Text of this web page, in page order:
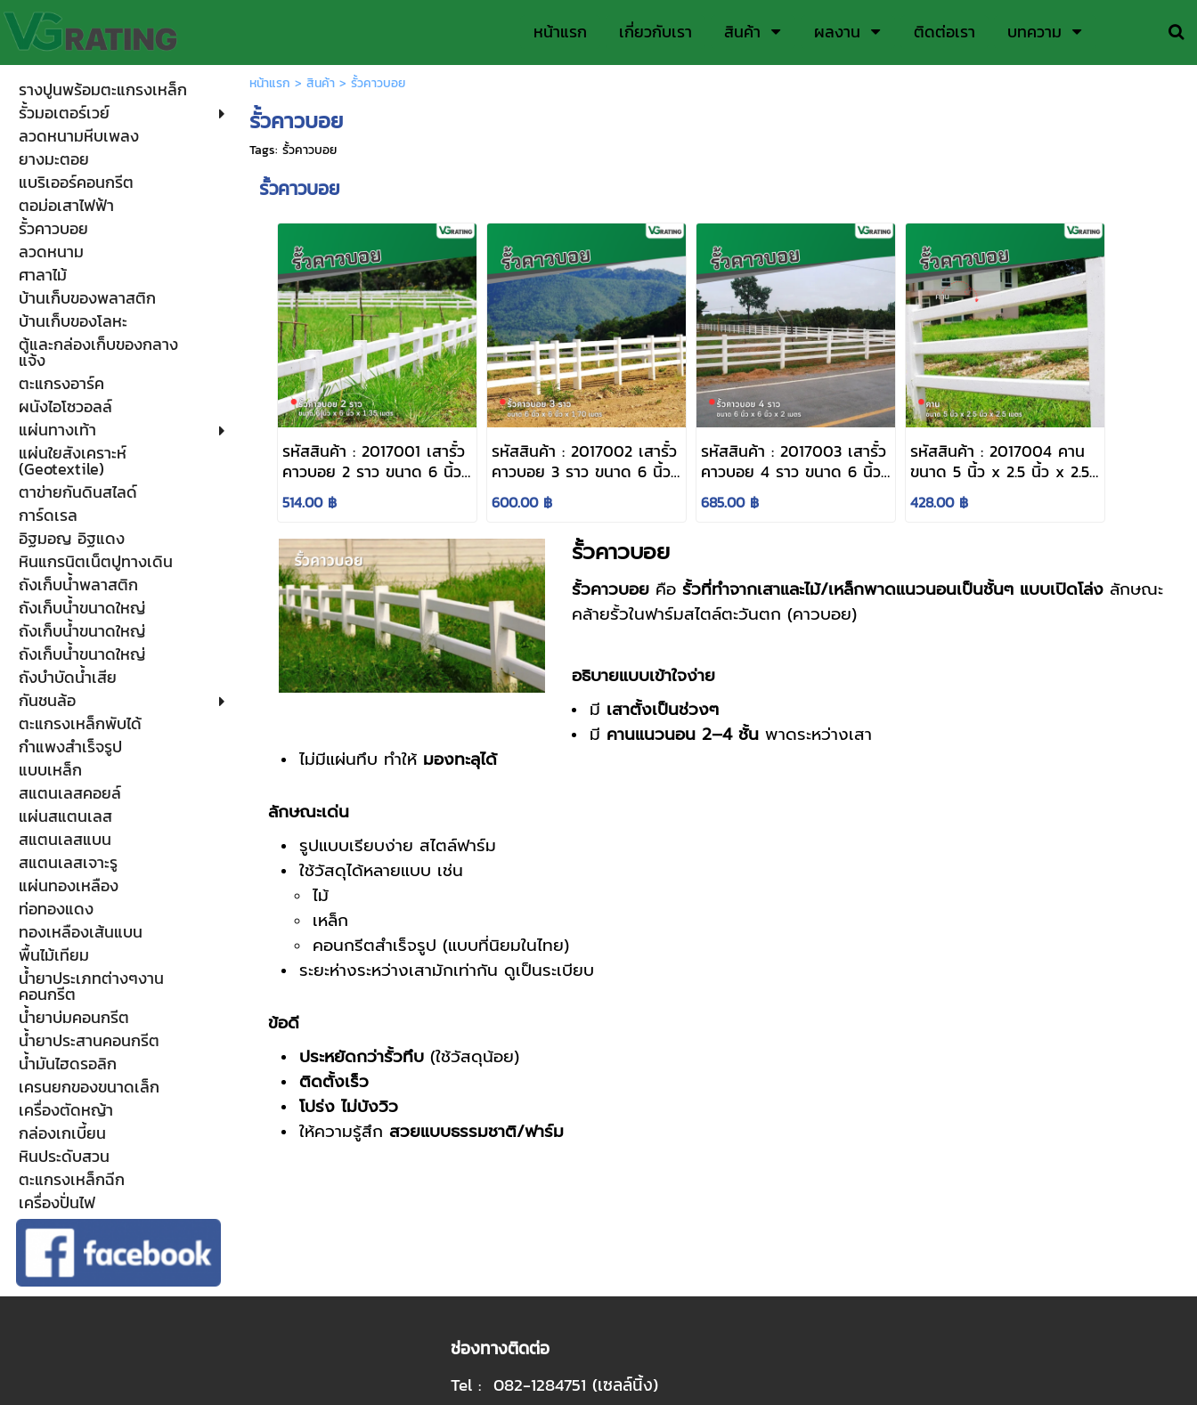
หน้าแรก เกี่ยวกับเรา สินค้า ผลงาน ติดต่อเรา บทความ
รางปูนพร้อมตะแกรงเหล็ก
รั้วมอเตอร์เวย์
ลวดหนามหีบเพลง
ยางมะตอย
แบริเออร์คอนกรีต
ตอม่อเสาไฟฟ้า
รั้วคาวบอย
ลวดหนาม
ศาลาไม้
บ้านเก็บของพลาสติก
บ้านเก็บของโลหะ
ตู้และกล่องเก็บของกลาง
แจ้ง
ตะแกรงอาร์ค
ผนังไอโซวอลล์
แผ่นทางเท้า
แผ่นใยสังเคราะห์
(Geotextile)
ตาข่ายกันดินสไลด์
การ์ดเรล
อิฐมอญ อิฐแดง
หินแกรนิตเน็ตปูทางเดิน
ถังเก็บน้ำพลาสติก
ถังเก็บน้ำขนาดใหญ่
ถังเก็บน้ำขนาดใหญ่
ถังเก็บน้ำขนาดใหญ่
ถังบำบัดน้ำเสีย
กันชนล้อ
ตะแกรงเหล็กพับได้
กำแพงสำเร็จรูป
แบบเหล็ก
สแตนเลสคอยล์
แผ่นสแตนเลส
สแตนเลสแบน
สแตนเลสเจาะรู
แผ่นทองเหลือง
ท่อทองแดง
ทองเหลืองเส้นแบน
พื้นไม้เทียม
น้ำยาประเภทต่างๆงาน
คอนกรีต
น้ำยาบ่มคอนกรีต
น้ำยาประสานคอนกรีต
น้ำมันไฮดรอลิก
เครนยกของขนาดเล็ก
เครื่องตัดหญ้า
กล่องเกเบี้ยน
หินประดับสวน
ตะแกรงเหล็กฉีก
เครื่องปั่นไฟ
หน้าแรก > สินค้า> รั้วคาวบอย
รั้วคาวบอย
Tags:รั้วคาวบอย
รั้วคาวบอย
รหัสสินค้า : 2017001 เสารั้ว
คาวบอย 2 ราว ขนาด 6 นิ้ว
x 6 นิ้ว x 1.35 เมตร
514.00 ฿
รหัสสินค้า : 2017002 เสารั้ว
คาวบอย 3 ราว ขนาด 6 นิ้ว
x 6 นิ้ว x 1.70 เมตร
600.00 ฿
รหัสสินค้า : 2017003 เสารั้ว
คาวบอย 4 ราว ขนาด 6 นิ้ว
x 6 นิ้ว x 2 เมตร
685.00 ฿
รหัสสินค้า : 2017004 คาน
ขนาด 5 นิ้ว x 2.5 นิ้ว x 2.5
เมตร
428.00 ฿
รั้วคาวบอย
รั้วคาวบอย คือรั้วที่ทำจากเสาและไม้/เหล็กพาดแนวนอนเป็นชั้นๆ แบบเปิดโล่งลักษณะ
คล้ายรั้วในฟาร์มสไตล์ตะวันตก (คาวบอย)
อธิบายแบบเข้าใจง่าย
มี เสาตั้งเป็นช่วงๆ
มี คานแนวนอน 2–4 ชั้น พาดระหว่างเสา
ไม่มีแผ่นทึบ ทำให้ มองทะลุได้
ลักษณะเด่น
รูปแบบเรียบง่าย สไตล์ฟาร์ม
ใช้วัสดุได้หลายแบบ เช่น
ไม้
เหล็ก
คอนกรีตสำเร็จรูป (แบบที่นิยมในไทย)
ระยะห่างระหว่างเสามักเท่ากัน ดูเป็นระเบียบ
ข้อดี
ประหยัดกว่ารั้วทึบ (ใช้วัสดุน้อย)
ติดตั้งเร็ว
โปร่ง ไม่บังวิว
ให้ความรู้สึกสวยแบบธรรมชาติ/ฟาร์ม
ช่องทางติดต่อ
Tel : 082-1284751 (เซลล์นิ้ง)